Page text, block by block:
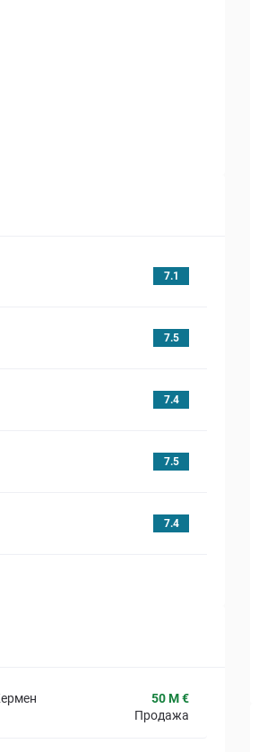
7.1
7.5
7.4
7.5
7.4
50 M €
Продажа